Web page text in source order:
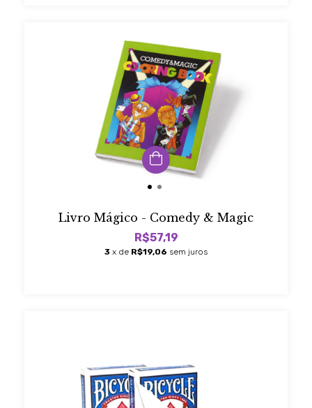
Livro Mágico - Comedy & Magic
R$57,19
3 x de R$19,06 sem juros